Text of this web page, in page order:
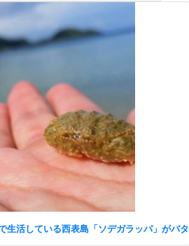
生活している西表島「ソデガラッパ」がバタ